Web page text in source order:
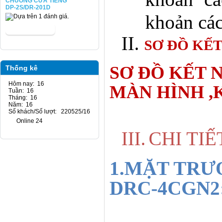
DP-2S/DR-201D
Thống kê
Hôm nay: 16
Tuần: 16
Tháng: 16
Năm: 16
Số khách/Số lượt: 220525/16
Online 24
khoản
II. SƠ ĐỒ
SƠ ĐỒ KẾT
MÀN HÌNH
III. CHI
1.MẶT
DRC-